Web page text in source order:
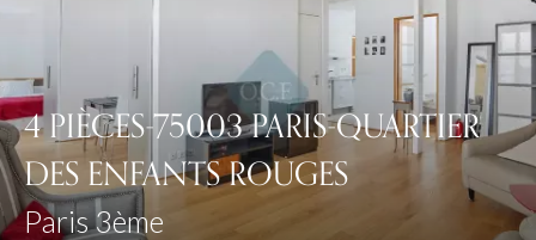
4 PIÈCES-75003 PARIS-QUARTIER
DES ENFANTS ROUGES
Paris 3ème